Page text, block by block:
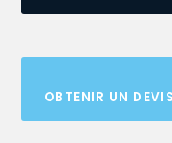
OBTENIR UN